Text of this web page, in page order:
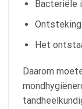
Bacteriële
Het
Daarom